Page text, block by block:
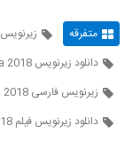
متفرقه زیرنویس
دانلود زیرنویس Counterfeiting in Suburbia 2018
زیرنویس فارسی Counterfeiting in Suburbia 2018
دانلود زیرنویس فیلم Counterfeiting in Suburbia 2018